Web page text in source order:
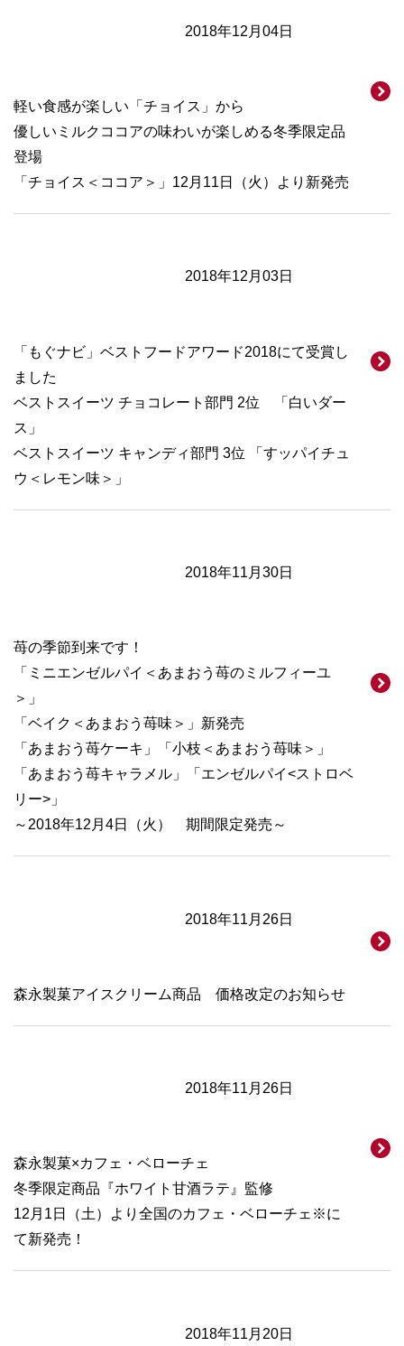
2018年12月04日
軽い食感が楽しい「チョイス」から
優しいミルクココアの味わいが楽しめる冬季限定品
登場
「チョイス＜ココア＞」12月11日（火）より新発売
2018年12月03日
「もぐナビ」ベストフードアワード2018にて受賞し
ました
ベストスイーツ チョコレート部門 2位 「白いダー
ス」
ベストスイーツ キャンディ部門 3位 「すッパイチュ
ウ＜レモン味＞」
2018年11月30日
苺の季節到来です！
「ミニエンゼルパイ＜あまおう苺のミルフィーユ
＞」
「ベイク＜あまおう苺味＞」新発売
「あまおう苺ケーキ」「小枝＜あまおう苺味＞」
「あまおう苺キャラメル」「エンゼルパイ<ストロベ
リー>」
～2018年12月4日（火） 期間限定発売～
2018年11月26日
森永製菓アイスクリーム商品 価格改定のお知らせ
2018年11月26日
森永製菓×カフェ・ベローチェ
冬季限定商品『ホワイト甘酒ラテ』監修
12月1日（土）より全国のカフェ・ベローチェ※に
て新発売！
2018年11月20日